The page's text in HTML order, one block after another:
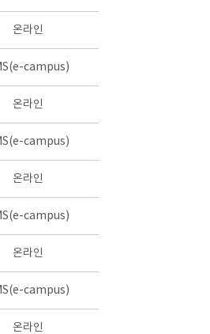
온라인
campus)
온라인
campus)
온라인
campus)
온라인
campus)
온라인